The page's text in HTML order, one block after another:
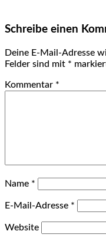
Schreibe einen
Deine E-Mail-Adresse
Felder sind mit *
Kommentar *
Name *
E-Mail-Adresse *
Website